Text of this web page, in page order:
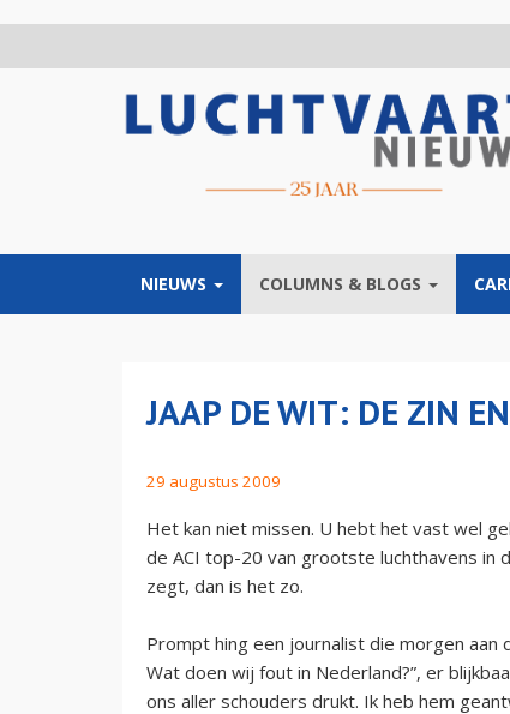
NIEUWS COLUMNS & BLOGS
JAAP DE WIT: DE ZIN
29 augustus 2009
Het kan niet missen. U hebt het vast wel
de ACI top-20 van grootste luchthavens in
zegt, dan is het zo.
Prompt hing een journalist die morgen aan
Wat doen wij fout in Nederland?”, er
ons aller schouders drukt. Ik heb hem